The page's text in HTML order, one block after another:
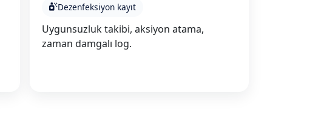
Dezenfeksiyon kayıt
Uygunsuzluk takibi, aksiyon atama,
zaman damgalı log.